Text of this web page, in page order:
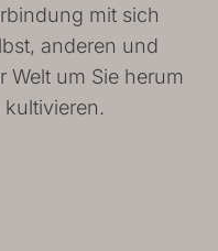
mit sich
anderen und
Welt um Sie herum
kultivieren.